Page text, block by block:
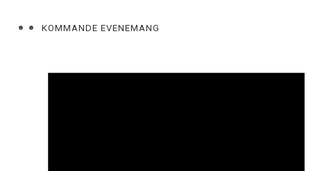
KOMMANDE EVENEMANG